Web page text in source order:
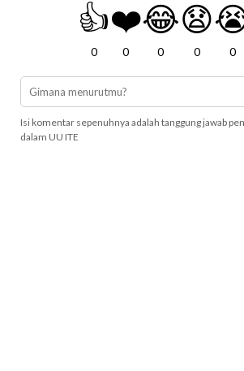
👍
0
❤️
0
😂
0
😧
0 0
Isi komentar sepenuhnya adalah tanggung jawab
dalam UU ITE